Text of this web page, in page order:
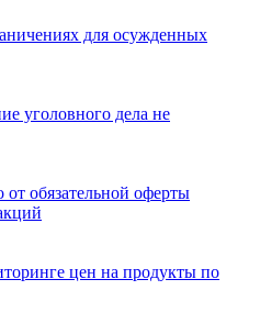
для осужденных
уголовного дела не
от обязательной оферты
цен на продукты по